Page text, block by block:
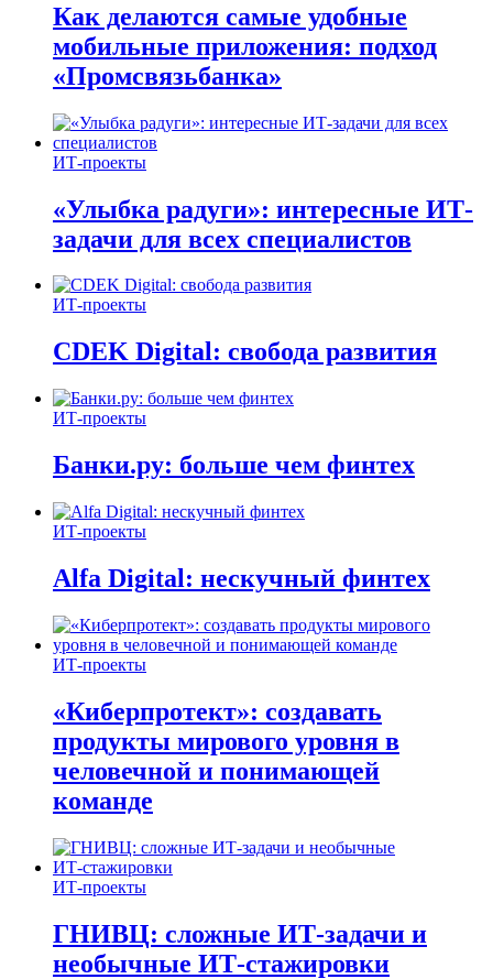
Как делаются самые удобные
мобильные приложения: подход
«Промсвязьбанка»
ИТ-проекты
«Улыбка радуги»: интересные ИТ-
задачи для всех специалистов
ИТ-проекты
CDEK Digital: свобода развития
ИТ-проекты
Банки.ру: больше чем финтех
ИТ-проекты
Alfa Digital: нескучный финтех
ИТ-проекты
«Киберпротект»: создавать
продукты мирового уровня в
человечной и понимающей
команде
ИТ-проекты
ГНИВЦ: сложные ИТ‑задачи и
необычные ИТ‑стажировки